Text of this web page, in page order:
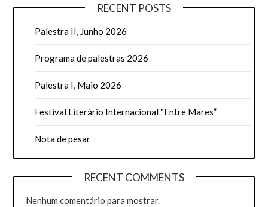
RECENT POSTS
Palestra II, Junho 2026
Programa de palestras 2026
Palestra I, Maio 2026
Festival Literário Internacional “Entre Mares”
Nota de pesar
RECENT COMMENTS
Nenhum comentário para mostrar.